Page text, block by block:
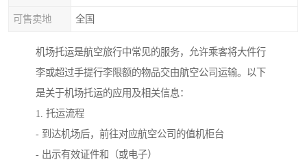
可售卖地 全国
机场托运是航空旅行中常见的服务，允许乘客将大件行
李或超过手提行李限额的物品交由航空公司运输。以下
是关于机场托运的应用及相关信息：
1. 托运流程
- 到达机场后，前往对应航空公司的值机柜台
- 出示有效证件和（或电子）